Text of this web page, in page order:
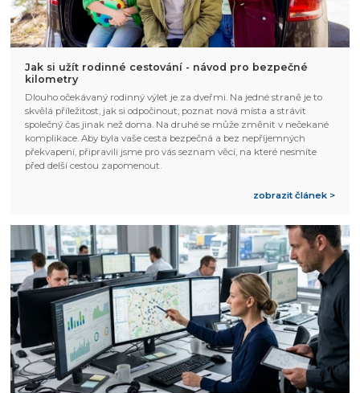
Jak si užít rodinné cestování - návod pro bezpečné
kilometry
Dlouho očekávaný rodinný výlet je za dveřmi. Na jedné straně je to
skvělá příležitost, jak si odpočinout, poznat nová místa a strávit
společný čas jinak než doma. Na druhé se může změnit v nečekané
komplikace. Aby byla vaše cesta bezpečná a bez nepříjemných
překvapení, připravili jsme pro vás seznam věcí, na které nesmíte
před delší cestou zapomenout.
zobrazit článek >